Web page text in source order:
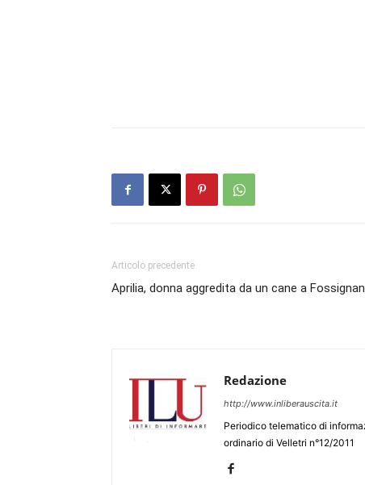
Articolo precedente
Aprilia, donna aggredita da un cane a
Redazione
http://www.inliberauscita.it
Periodico telematico di
ordinario di Velletri n°12/2011